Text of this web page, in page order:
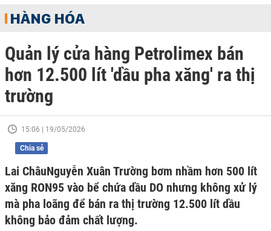
HÀNG HÓA
Quản lý cửa hàng Petrolimex bán
hơn 12.500 lít 'dầu pha xăng' ra thị
trường
15:06 | 19/05/2026
Chia sẻ
Lai ChâuNguyễn Xuân Trường bơm nhầm hơn 500 lít
xăng RON95 vào bể chứa dầu DO nhưng không xử lý
mà pha loãng để bán ra thị trường 12.500 lít dầu
không bảo đảm chất lượng.